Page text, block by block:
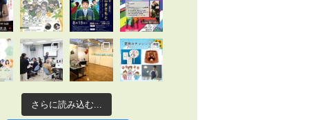
さらに読み込む...